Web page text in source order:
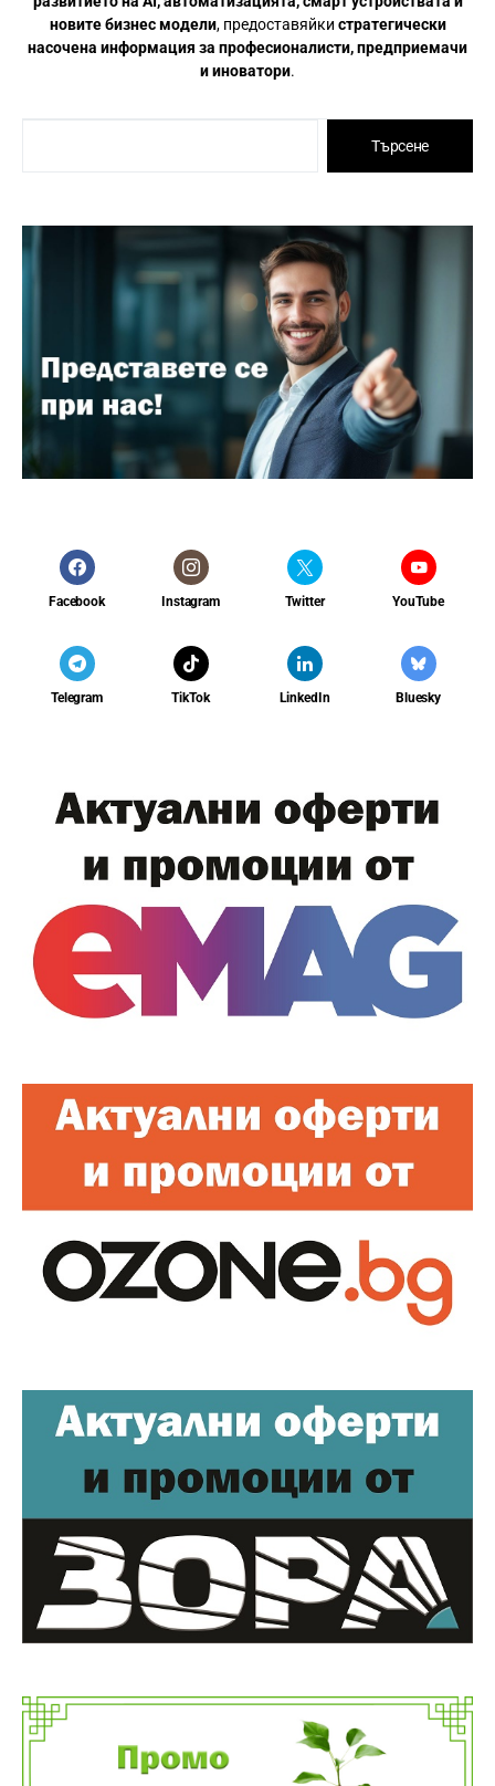
новите бизнес модели, предоставяйки стратегически
насочена информация за професионалисти, предприемачи
и иноватори.
Търсене
Facebook Instagram Twitter YouTube
Telegram TikTok LinkedIn Bluesky